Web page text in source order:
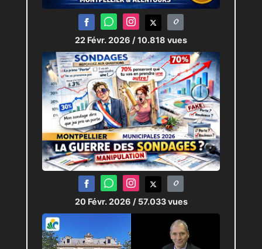
22 Févr. 2026 / 10.818 vues
20 Févr. 2026 / 57.033 vues